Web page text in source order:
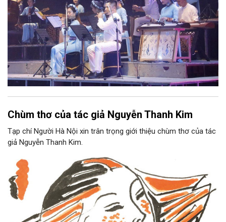
Chùm thơ của tác giả Nguyễn Thanh Kim
Tạp chí Người Hà Nội xin trân trọng giới thiệu chùm thơ của tác
giả Nguyễn Thanh Kim.